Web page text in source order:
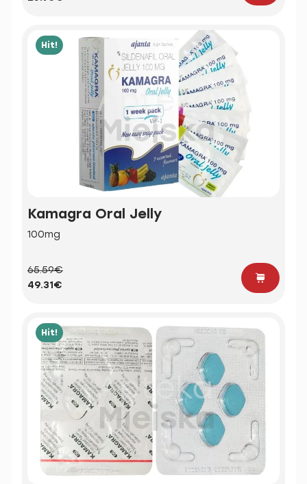
Hit!
Kamagra Oral Jelly
100mg
65.59€
49.31€
Hit!